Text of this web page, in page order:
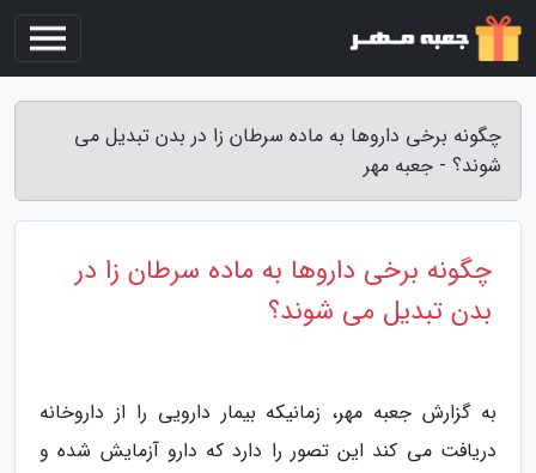
چگونه برخی داروها به ماده سرطان زا در بدن تبدیل می
شوند؟ - جعبه مهر
چگونه برخی داروها به ماده سرطان زا در
بدن تبدیل می شوند؟
به گزارش جعبه مهر، زمانیکه بیمار دارویی را از داروخانه
دریافت می کند این تصور را دارد که دارو آزمایش شده و